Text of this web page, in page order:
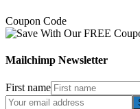
Coupon Code
Mailchimp Newsletter
First name